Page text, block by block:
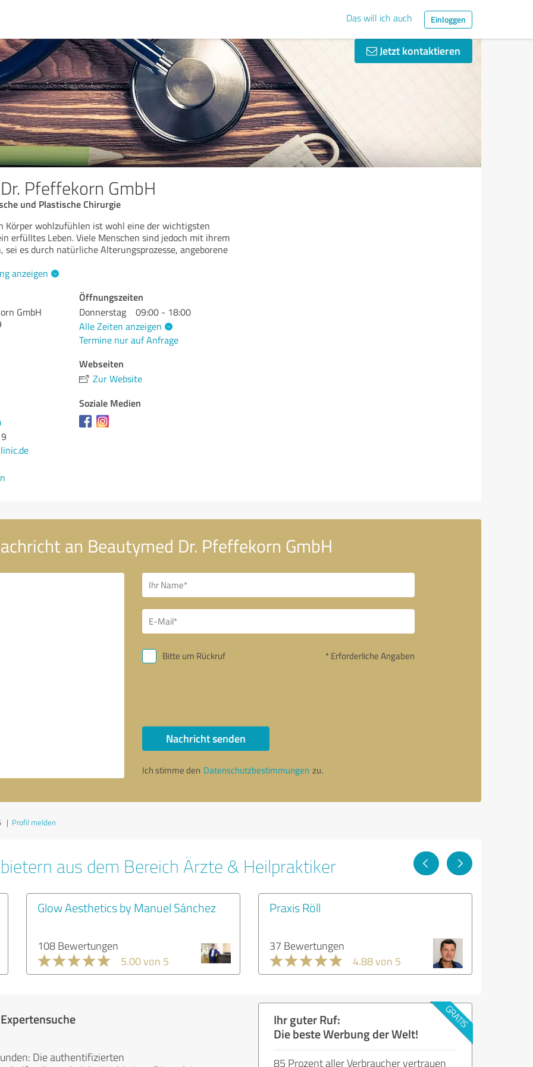
Das will ich auch Einloggen
Jetzt kontaktieren
Pfeffekorn GmbH
und Plastische Chirurgie
Körper wohlzufühlen ist wohl eine der wichtigsten
erfülltes Leben. Viele Menschen sind jedoch mit ihrem
sei es durch natürliche Alterungsprozesse, angeborene
anzeigen
GmbH
Öffnungszeiten
Donnerstag
09:00 - 18:00
Alle Zeiten anzeigen
Termine nur auf Anfrage
Webseiten
Zur Website
Soziale Medien
an Beautymed Dr. Pfeffekorn GmbH
Bitte um Rückruf * Erforderliche Angaben
Nachricht senden
Ich stimme den Datenschutzbestimmungen zu.
| Profil melden
aus dem Bereich Ärzte & Heilpraktiker
Glow Aesthetics by Manuel Sánchez
108 Bewertungen
5.00 von 5
Praxis Röll
37 Bewertungen
4.88 von 5
Die authentifizierten
Ihr guter Ruf:
Die beste Werbung der Welt!
85 Prozent aller Verbraucher vertrauen